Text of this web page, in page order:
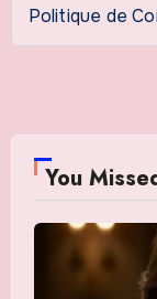
Politique de
You